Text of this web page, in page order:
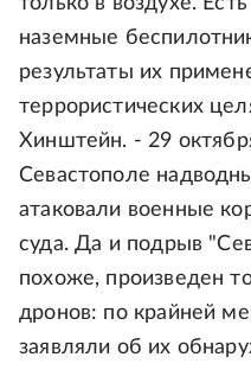
наземные
результаты их
террористических
Хинштейн. - 29
Севастополе
атаковали военные
суда. Да и подрыв
похоже, произведен
дронов: по крайней
заявляли об их